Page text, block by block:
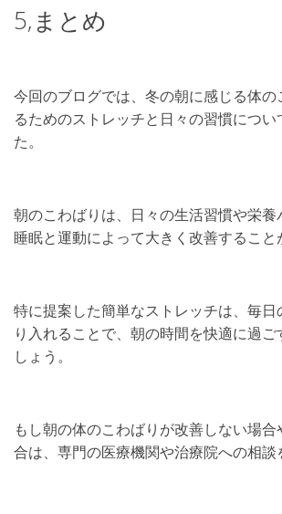
5,まとめ
今回のブログでは、冬の朝に感じる体
るためのストレッチと日々の習慣につい
た。
朝のこわばりは、日々の生活習慣や栄養
睡眠と運動によって大きく改善すること
特に提案した簡単なストレッチは、毎日
り入れることで、朝の時間を快適に過
しょう。
もし朝の体のこわばりが改善しない場
合は、専門の医療機関や治療院への相談